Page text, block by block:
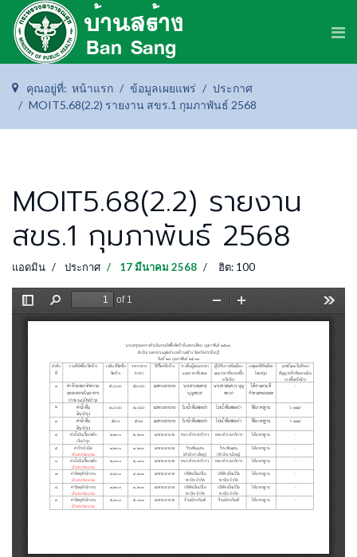
คุณอยู่ที่: หน้าแรก ข้อมูลเผยแพร่
ประกาศ
MOIT5.68(2.2) รายงาน สขร.1 กุมภาพันธ์ 2568
MOIT5.68(2.2) รายงาน
สขร.1 กุมภาพันธ์ 2568
แอดมิน ประกาศ 17 มีนาคม 2568 ฮิต: 100